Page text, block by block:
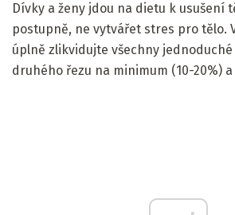
Dívky a ženy jdou na dietu k usušení
postupně, ne vytvářet stres pro tělo.
úplně zlikvidujte všechny jednoduché
druhého řezu na minimum (10-20%) a